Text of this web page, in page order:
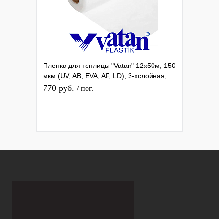
Пленка для теплицы "Vatan" 12х50м, 150
мкм (UV, AB, EVA, AF, LD), 3-хслойная,
36 мес.
770 руб. / пог.